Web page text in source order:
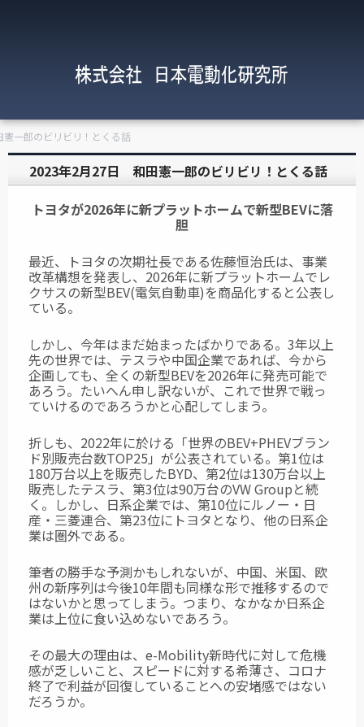
一郎のビリビリ！とくる話
2023年2月27日 和田憲一郎のビリビリ！とくる話
トヨタが2026年に新プラットホームで新型BEVに落
胆
最近、トヨタの次期社長である佐藤恒治氏は、事業
改革構想を発表し、2026年に新プラットホームでレ
クサスの新型BEV(電気自動車)を商品化すると公表し
ている。
しかし、今年はまだ始まったばかりである。3年以上
先の世界では、テスラや中国企業であれば、今から
企画しても、全くの新型BEVを2026年に発売可能で
あろう。たいへん申し訳ないが、これで世界で戦っ
ていけるのであろうかと心配してしまう。
折しも、2022年に於ける「世界のBEV+PHEVブラン
ド別販売台数TOP25」が公表されている。第1位は
180万台以上を販売したBYD、第2位は130万台以上
販売したテスラ、 第3位は90万台のVW Groupと続
く。しかし、日系企業では、第10位にルノー・日
産・三菱連合、第23位にトヨタとなり、他の日系企
業は圏外である。
筆者の勝手な予測かもしれないが、中国、米国、欧
州の新序列は今後10年間も同様な形で推移するので
はないかと思ってしまう。つまり、なかなか日系企
業は上位に食い込めないであろう。
その最大の理由は、e-Mobility新時代に対して危機
感が乏しいこと、スピードに対する希薄さ、コロナ
終了で利益が回復していることへの安堵感ではない
だろうか。